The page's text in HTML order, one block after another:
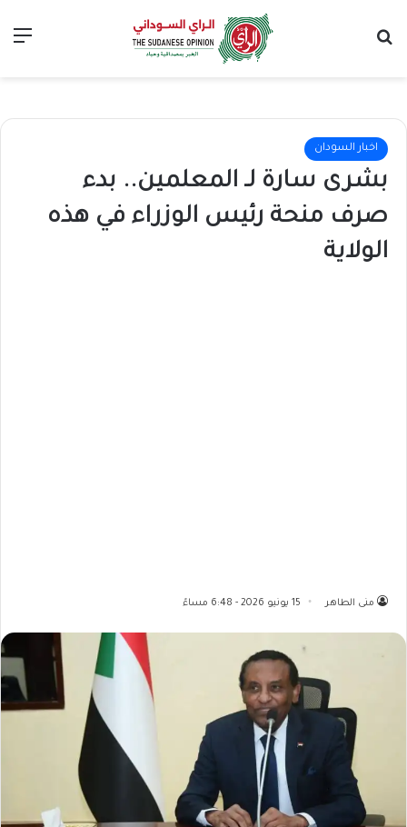
اخبار السودان
بشرى سارة لـ المعلمين.. بدء
صرف منحة رئيس الوزراء في هذه
الولاية
منى الطاهر 15 يونيو 2026 - 6:48 مساءً